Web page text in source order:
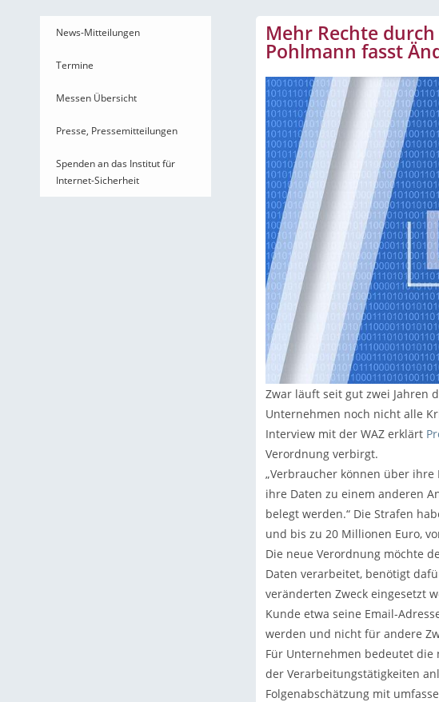
News-Mitteilungen
Termine
Messen Übersicht
Presse, Pressemitteilungen
Spenden an das Institut für
Internet-Sicherheit
Mehr Rechte
Pohlmann fasst
Zwar läuft seit gut zwei Jahren
Unternehmen noch nicht alle
Interview mit der WAZ erklärt
Verordnung verbirgt.
„Verbraucher können über
ihre Daten zu einem anderen
belegt werden.“ Die Strafen
und bis zu 20 Millionen Euro,
Die neue Verordnung möchte
Daten verarbeitet, benötigt
veränderten Zweck eingesetzt
Kunde etwa seine Email-
werden und nicht für andere
Für Unternehmen bedeutet die
der Verarbeitungstätigkeiten
Folgenabschätzung mit